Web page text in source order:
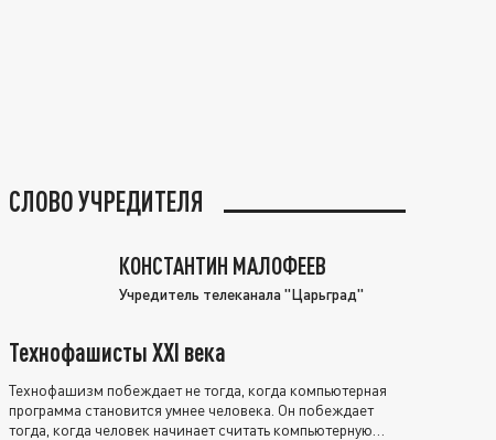
СЛОВО УЧРЕДИТЕЛЯ
КОНСТАНТИН МАЛОФЕЕВ
Учредитель телеканала "Царьград"
Технофашисты XXI века
Технофашизм побеждает не тогда, когда компьютерная
программа становится умнее человека. Он побеждает
тогда, когда человек начинает считать компьютерную